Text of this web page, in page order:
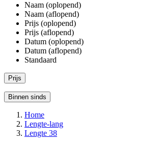
Naam (oplopend)
Naam (aflopend)
Prijs (oplopend)
Prijs (aflopend)
Datum (oplopend)
Datum (aflopend)
Standaard
Prijs
Binnen sinds
Home
Lengte-lang
Lengte 38